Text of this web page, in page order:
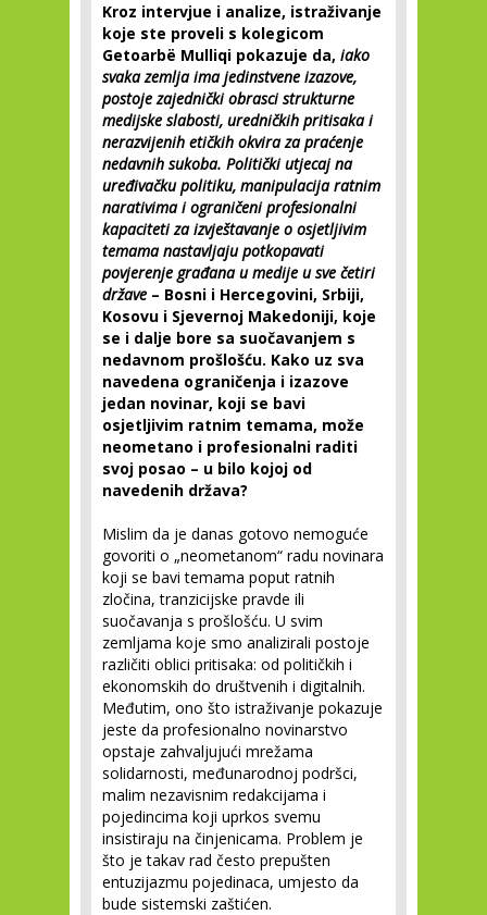
Kroz intervjue i analize, istraživanje
koje ste proveli s kolegicom
Getoarbë Mulliqi pokazuje da, iako
svaka zemlja ima jedinstvene izazove,
postoje zajednički obrasci strukturne
medijske slabosti, uredničkih pritisaka i
nerazvijenih etičkih okvira za praćenje
nedavnih sukoba. Politički utjecaj na
uređivačku politiku, manipulacija ratnim
narativima i ograničeni profesionalni
kapaciteti za izvještavanje o osjetljivim
temama nastavljaju potkopavati
povjerenje građana u medije u sve četiri
države – Bosni i Hercegovini, Srbiji,
Kosovu i Sjevernoj Makedoniji, koje
se i dalje bore sa suočavanjem s
nedavnom prošlošću. Kako uz sva
navedena ograničenja i izazove
jedan novinar, koji se bavi
osjetljivim ratnim temama, može
neometano i profesionalni raditi
svoj posao – u bilo kojoj od
navedenih država?
Mislim da je danas gotovo nemoguće
govoriti o „neometanom“ radu novinara
koji se bavi temama poput ratnih
zločina, tranzicijske pravde ili
suočavanja s prošlošću. U svim
zemljama koje smo analizirali postoje
različiti oblici pritisaka: od političkih i
ekonomskih do društvenih i digitalnih.
Međutim, ono što istraživanje pokazuje
jeste da profesionalno novinarstvo
opstaje zahvaljujući mrežama
solidarnosti, međunarodnoj podršci,
malim nezavisnim redakcijama i
pojedincima koji uprkos svemu
insistiraju na činjenicama. Problem je
što je takav rad često prepušten
entuzijazmu pojedinaca, umjesto da
bude sistemski zaštićen.